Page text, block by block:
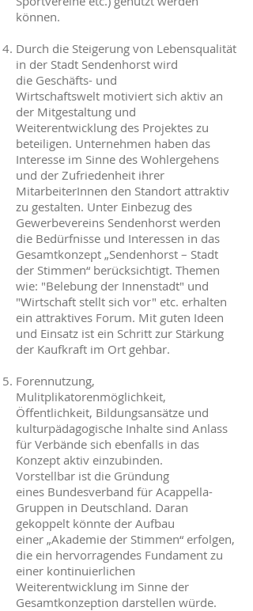
können.
Durch die Steigerung von Lebensqualität
in der Stadt Sendenhorst wird
die Geschäfts- und
Wirtschaftswelt motiviert sich aktiv an
der Mitgestaltung und
Weiterentwicklung des Projektes zu
beteiligen. Unternehmen haben das
Interesse im Sinne des Wohlergehens
und der Zufriedenheit ihrer
MitarbeiterInnen den Standort attraktiv
zu gestalten. Unter Einbezug des
Gewerbevereins Sendenhorst werden
die Bedürfnisse und Interessen in das
Gesamtkonzept „Sendenhorst – Stadt
der Stimmen“ berücksichtigt. Themen
wie: "Belebung der Innenstadt" und
"Wirtschaft stellt sich vor" etc. erhalten
ein attraktives Forum. Mit guten Ideen
und Einsatz ist ein Schritt zur Stärkung
der Kaufkraft im Ort gehbar.
Forennutzung,
Mulitplikatorenmöglichkeit,
Öffentlichkeit, Bildungsansätze und
kulturpädagogische Inhalte sind Anlass
für Verbände sich ebenfalls in das
Konzept aktiv einzubinden.
Vorstellbar ist die Gründung
eines Bundesverband für Acappella-
Gruppen in Deutschland. Daran
gekoppelt könnte der Aufbau
einer „Akademie der Stimmen“ erfolgen,
die ein hervorragendes Fundament zu
einer kontinuierlichen
Weiterentwicklung im Sinne der
Gesamtkonzeption darstellen würde.